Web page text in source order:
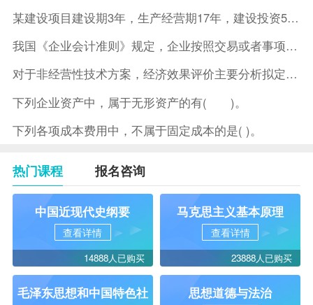
某建设项目建设期3年，生产经营期17年，建设投资5500万元
我国《企业会计准则》规定，企业按照交易或者事项的经济特征确定
对于非经营性技术方案，经济效果评价主要分析拟定方案的( )。
下列企业资产中，属于无形资产的有( )。
下列各项成本费用中，不属于固定成本的是( )。
热门课程 报名咨询
中国近现代史纲要
查看详情
14888人已购买
马克思主义基本原理
查看详情
23888人已购买
毛泽东思想和中国特色社
思想道德与法治